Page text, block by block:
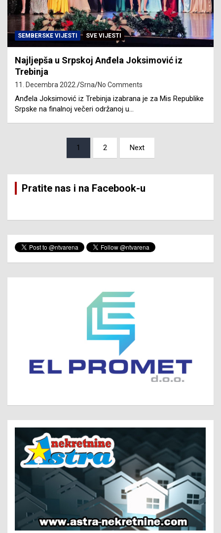
SEMBERSKE VIJESTI SVE VIJESTI
Najljepša u Srpskoj Anđela Joksimović iz
Trebinja
11. Decembra 2022. Srna No Comments
Anđela Joksimović iz Trebinja izabrana je za Mis Republike
Srpske na finalnoj večeri održanoj u…
1 2 Next
Pratite nas i na Facebook-u